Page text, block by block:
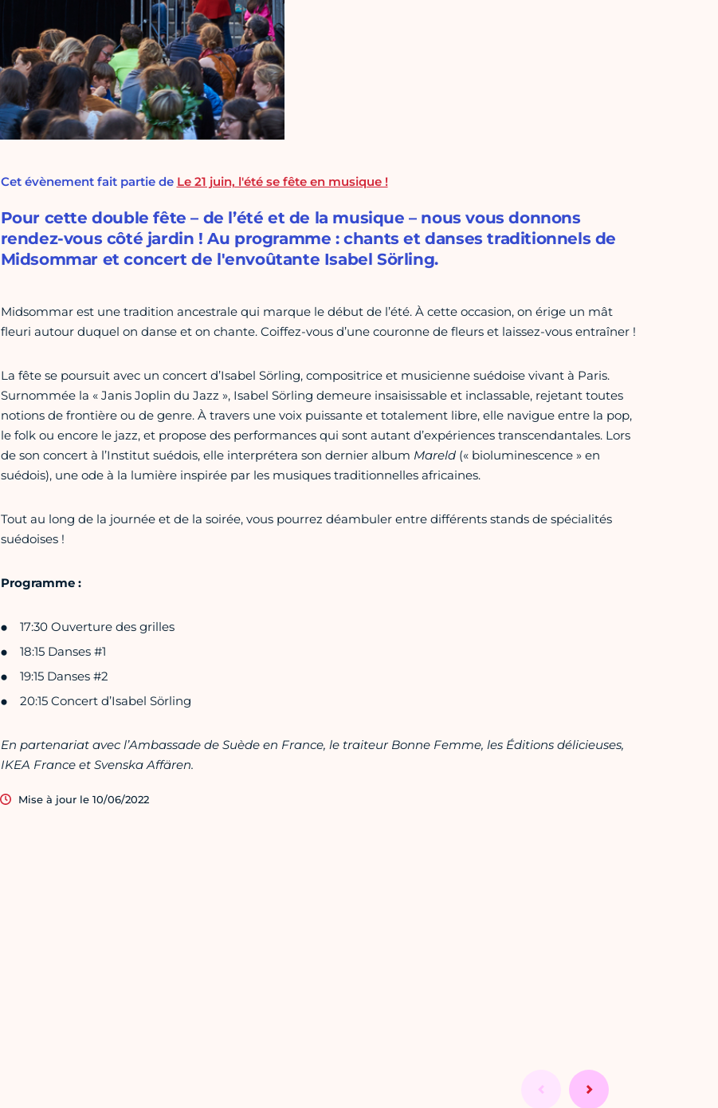
Cet évènement fait partie de Le 21 juin, l'été se fête en musique !
Pour cette double fête – de l’été et de la musique – nous vous donnons
rendez-vous côté jardin ! Au programme : chants et danses traditionnels de
Midsommar et concert de l'envoûtante Isabel Sörling.
Midsommar est une tradition ancestrale qui marque le début de l’été. À cette occasion, on érige un mât
fleuri autour duquel on danse et on chante. Coiffez-vous d’une couronne de fleurs et laissez-vous entraîner !
La fête se poursuit avec un concert d’Isabel Sörling, compositrice et musicienne suédoise vivant à Paris.
Surnommée la « Janis Joplin du Jazz », Isabel Sörling demeure insaisissable et inclassable, rejetant toutes
notions de frontière ou de genre. À travers une voix puissante et totalement libre, elle navigue entre la pop,
le folk ou encore le jazz, et propose des performances qui sont autant d’expériences transcendantales. Lors
de son concert à l’Institut suédois, elle interprétera son dernier album Mareld (« bioluminescence » en
suédois), une ode à la lumière inspirée par les musiques traditionnelles africaines.
Tout au long de la journée et de la soirée, vous pourrez déambuler entre différents stands de spécialités
suédoises !
Programme :
17:30 Ouverture des grilles
18:15 Danses #1
19:15 Danses #2
20:15 Concert d’Isabel Sörling
En partenariat avec l’Ambassade de Suède en France, le traiteur Bonne Femme, les Éditions délicieuses,
IKEA France et Svenska Affären.
Mise à jour le 10/06/2022